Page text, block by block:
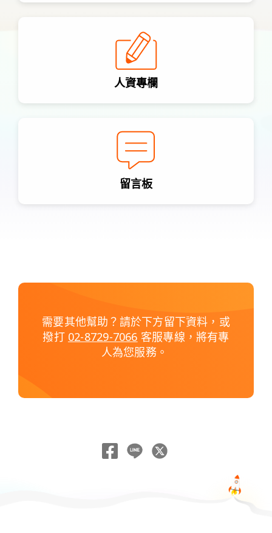
人資專欄
留言板
需要其他幫助？請於下方留下資料，或
撥打 02-8729-7066 客服專線，將有專
人為您服務。